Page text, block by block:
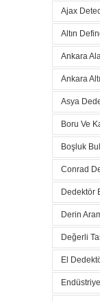
Ajax
Altın
Ankara
Ankara
Asya
Boru Ve
Boşluk
Conrad
Dedektör
Derin
Değerli
El